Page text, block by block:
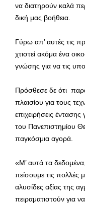
να διατηρούν καλά
δική μας βοήθεια.
Γύρω απ’ αυτές τις
χτιστεί ακόμα ένα
γνώσης για να τις
Πρόσθεσε δε ότι
πλαισίου για τους
επιχειρήσεις
του Πανεπιστημίου
παγκόσμια αγορά.
«Μ’ αυτά τα
πείσουμε τις πολλές
αλυσίδες αξίας της
πειραματιστούν για